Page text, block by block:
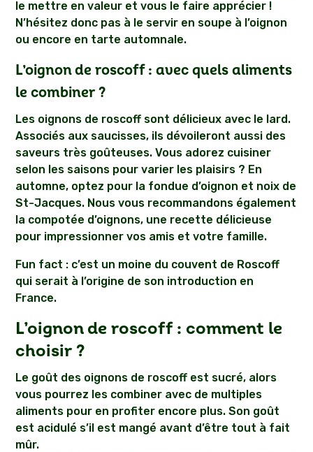
le mettre en valeur et vous le faire apprécier !
N’hésitez donc pas à le servir en soupe à l’oignon
ou encore en tarte automnale.
L’oignon de roscoff : avec quels aliments
le combiner ?
Les oignons de roscoff sont délicieux avec le lard.
Associés aux saucisses, ils dévoileront aussi des
saveurs très goûteuses. Vous adorez cuisiner
selon les saisons pour varier les plaisirs ? En
automne, optez pour la fondue d’oignon et noix de
St-Jacques. Nous vous recommandons également
la compotée d’oignons, une recette délicieuse
pour impressionner vos amis et votre famille.
Fun fact : c’est un moine du couvent de Roscoff
qui serait à l’origine de son introduction en
France.
L’oignon de roscoff : comment le
choisir ?
Le goût des oignons de roscoff est sucré, alors
vous pourrez les combiner avec de multiples
aliments pour en profiter encore plus. Son goût
est acidulé s’il est mangé avant d’être tout à fait
mûr.